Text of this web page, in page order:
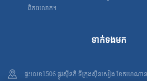
ពិភពលោក។
ទាក់ទងមក
ផ្ទះលេខ1506 ផ្លូវស៊ីនគី ទីក្រុងស៊ីនសៀង ខែតហេណា